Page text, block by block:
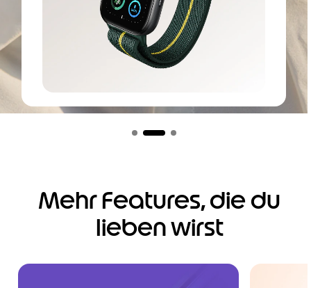
I
f
3
Mehr Features, die du
lieben wirst